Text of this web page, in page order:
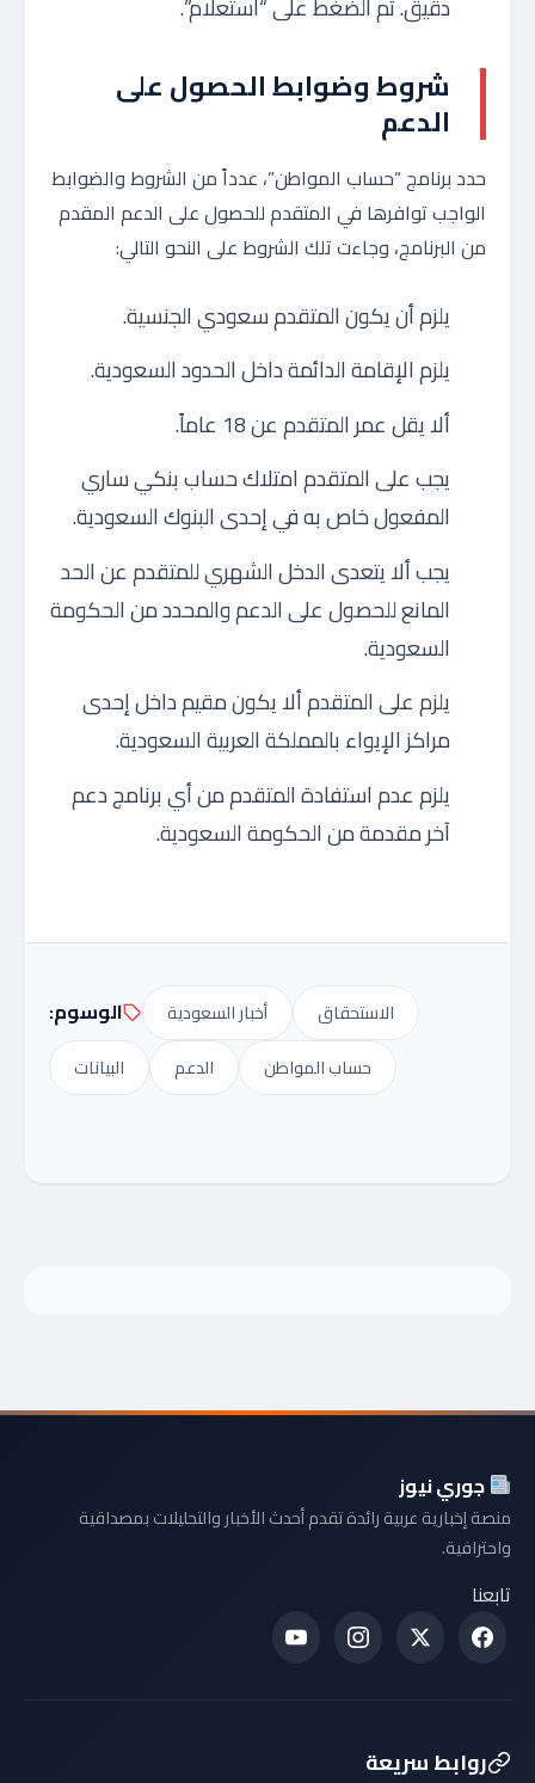
شروط وضوابط الحصول على
الدعم
حدد برنامج “حساب المواطن”، عدداً من الشروط والضوابط
الواجب توافرها في المتقدم للحصول على الدعم المقدم
من البرنامج، وجاءت تلك الشروط على النحو التالي:
يلزم أن يكون المتقدم سعودي الجنسية.
يلزم الإقامة الدائمة داخل الحدود السعودية.
ألا يقل عمر المتقدم عن 18 عاماً.
يجب على المتقدم امتلاك حساب بنكي ساري
المفعول خاص به في إحدى البنوك السعودية.
يجب ألا يتعدى الدخل الشهري للمتقدم عن الحد
المانع للحصول على الدعم والمحدد من الحكومة
السعودية.
يلزم على المتقدم ألا يكون مقيم داخل إحدى
مراكز الإيواء بالمملكة العربية السعودية.
يلزم عدم استفادة المتقدم من أي برنامج دعم
آخر مقدمة من الحكومة السعودية.
الوسوم: أخبار السعودية
الاستحقاق
البيانات
الدعم حساب المواطن
جوري نيوز
منصة إخبارية عربية رائدة تقدم أحدث الأخبار والتحليلات بمصداقية
واحترافية.
تابعنا
روابط سريعة